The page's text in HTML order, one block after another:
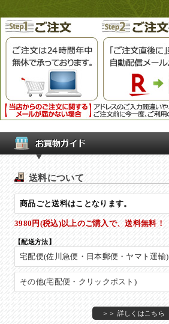
送料について
商品ごと送料はことなります。
3980円(税込)以上のご購入で、送料無料！
【配送方法】
宅配便(佐川急便・日本郵便・ヤマト運輸)
その他(宅配便・クリックポスト)
＞＞ 詳しくはこちら